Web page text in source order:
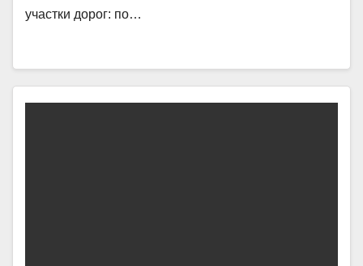
участки дорог: по…